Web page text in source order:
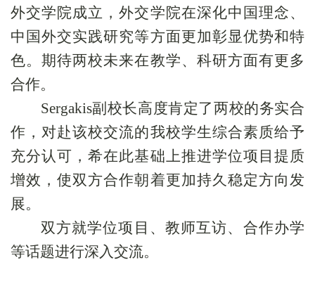
外交学院成立，外交学院在深化中国理念、
中国外交实践研究等方面更加彰显优势和特
色。期待两校未来在教学、科研方面有更多
合作。
Sergakis副校长高度肯定了两校的务实合
作， 对赴该校交流的我校学生综合素质给予
充分认可，希在此基础上推进学位项目提质
增效，使双方合作朝着更加持久稳定方向发
展。
双方就学位项目、教师互访、合作办学
等话题进行深入交流。